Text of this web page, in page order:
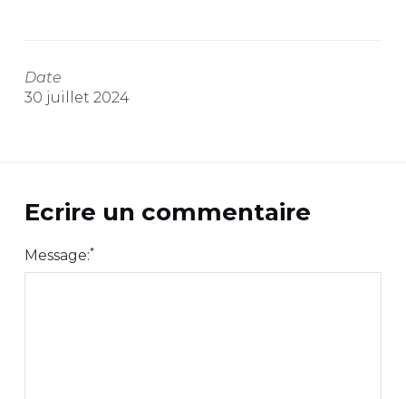
Date
30 juillet 2024
Ecrire un commentaire
Message:*